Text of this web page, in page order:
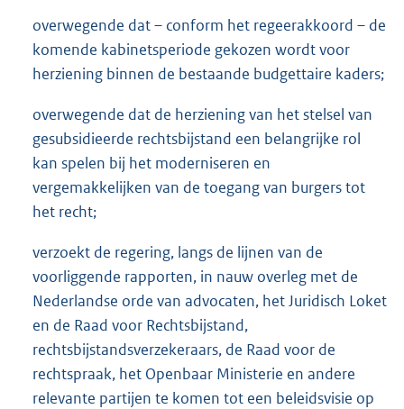
overwegende dat – conform het regeerakkoord – de
komende kabinetsperiode gekozen wordt voor
herziening binnen de bestaande budgettaire kaders;
overwegende dat de herziening van het stelsel van
gesubsidieerde rechtsbijstand een belangrijke rol
kan spelen bij het moderniseren en
vergemakkelijken van de toegang van burgers tot
het recht;
verzoekt de regering, langs de lijnen van de
voorliggende rapporten, in nauw overleg met de
Nederlandse orde van advocaten, het Juridisch Loket
en de Raad voor Rechtsbijstand,
rechtsbijstandsverzekeraars, de Raad voor de
rechtspraak, het Openbaar Ministerie en andere
relevante partijen te komen tot een beleidsvisie op